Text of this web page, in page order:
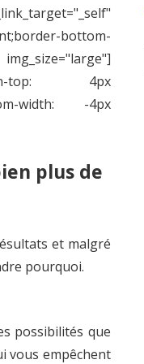
bottom-
top: 4px
width: -4px
plus de
et malgré
pourquoi.
possibilités que
vous empêchent